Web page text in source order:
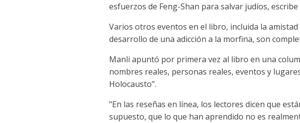
esfuerzos de Feng-Shan para salvar judíos, escribe
Varios otros eventos en el libro, incluida la
desarrollo de una adicción a la morfina, son
Manli apuntó por primera vez al libro en una
nombres reales, personas reales, eventos y
Holocausto".
"En las reseñas en línea, los lectores dicen que
supuesto, que lo que han aprendido no es